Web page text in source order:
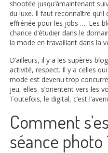
shootée jusqu’àmaintenant
du luxe. Il faut reconnaître
effrénée pour les jobs …. Les
chance d’étudier dans le
la mode en travaillant dans la
D’ailleurs, il y a les supères
activité, respect. Il y a celles
mode est devenu trop
jeu, elles s’orientent vers les
Toutefois, le digital, c’est
Comment
séance photo